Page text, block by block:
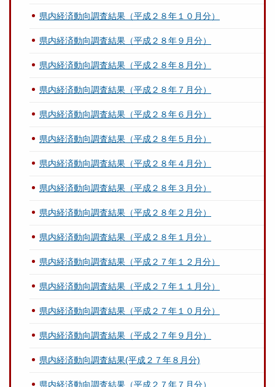
県内経済動向調査結果（平成２８年１０月分）
県内経済動向調査結果（平成２８年９月分）
県内経済動向調査結果（平成２８年８月分）
県内経済動向調査結果（平成２８年７月分）
県内経済動向調査結果（平成２８年６月分）
県内経済動向調査結果（平成２８年５月分）
県内経済動向調査結果（平成２８年４月分）
県内経済動向調査結果（平成２８年３月分）
県内経済動向調査結果（平成２８年２月分）
県内経済動向調査結果（平成２８年１月分）
県内経済動向調査結果（平成２７年１２月分）
県内経済動向調査結果（平成２７年１１月分）
県内経済動向調査結果（平成２７年１０月分）
県内経済動向調査結果（平成２７年９月分）
県内経済動向調査結果(平成２７年８月分)
県内経済動向調査結果（平成２７年７月分）